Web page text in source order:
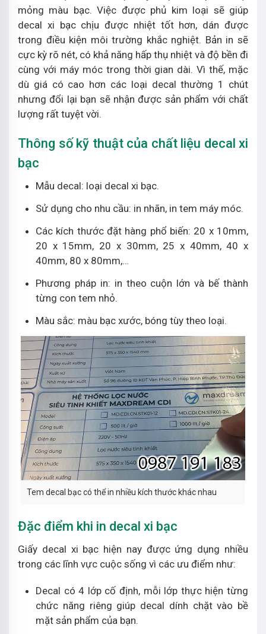
mỏng màu bạc. Việc được phủ kim loại sẽ giúp
decal xi bạc chịu được nhiệt tốt hơn, dán được
trong điều kiện môi trường khắc nghiệt. Bản in sẽ
cực kỳ rõ nét, có khả năng hấp thụ nhiệt và độ bền đi
cùng với máy móc trong thời gian dài. Vì thế, mặc
dù giá có cao hơn các loại decal thường 1 chút
nhưng đổi lại bạn sẽ nhận được sản phẩm với chất
lượng rất tuyệt vời.
Thông số kỹ thuật của chất liệu decal xi
bạc
Mẫu decal: loại decal xi bạc.
Sử dụng cho nhu cầu: in nhãn, in tem máy móc.
Các kích thước đặt hàng phổ biến: 20 x 10mm,
20 x 15mm, 20 x 30mm, 25 x 40mm, 40 x
40mm, 80 x 80mm,…
Phương pháp in: in theo cuộn lớn và bế thành
từng con tem nhỏ.
Màu sắc: màu bạc xước, bóng tùy theo loại.
Tem decal bạc có thể in nhiều kích thước khác nhau
Đặc điểm khi in decal xi bạc
Giấy decal xi bạc hiện nay được ứng dụng nhiều
trong các lĩnh vực cuộc sống vì các ưu điểm như:
Decal có 4 lớp cố định, mỗi lớp thực hiện từng
chức năng riêng giúp decal dính chặt vào bề
mặt sản phẩm của bạn.